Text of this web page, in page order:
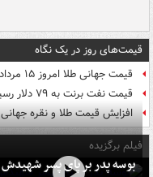
قیمت‌های روز در یک نگاه
قیمت جهانی طلا امروز ۱۵ مرداد
قیمت نفت برنت به ۷۹ دلار رسید
افزایش قیمت طلا و نقره جهانی
فیلم برگزیده
بوسه‌ پدر بر پای پسر شهیدش